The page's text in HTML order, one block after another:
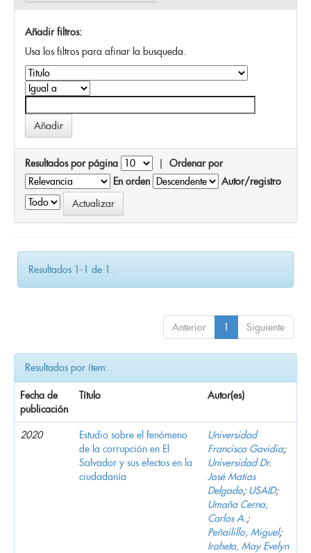
Añadir filtros:
Usa los filtros para afinar la busqueda.
Resultados por página | Ordenar por
En orden
Autor/registro
Resultados 1-1 de 1.
Anterior 1 Siguiente
Resultados por ítem:
Fecha de
publicación
Título Autor(es)
2020
Estudio sobre el fenómeno
de la corrupción en El
Salvador y sus efectos en la
ciudadanía
Universidad
Francisco Gavidia;
Universidad Dr.
José Matías
Delgado; USAID;
Umaña Cerna,
Carlos A.;
Peñailillo, Miguel;
Iraheta, May Evelyn